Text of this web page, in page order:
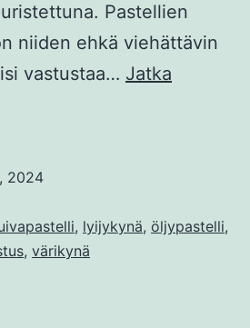
Pastellien
niiden ehkä viehättävin
vastustaa… Jatka
2024
, lyijykynä, öljypastelli,
, värikynä